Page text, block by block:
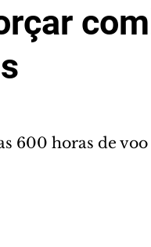
600 horas de